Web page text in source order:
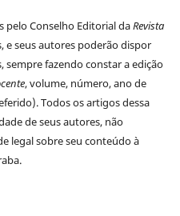
pelo Conselho Editorial daRevista
e seus autores poderão dispor
sempre fazendo constar a edição
, volume, número, ano de
Todos os artigos dessa
de seus autores, não
legal sobre seu conteúdo à